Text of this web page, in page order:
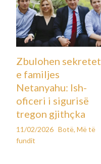
Zbulohen sekretet
e familjes
Netanyahu: Ish-
oficeri i sigurisë
tregon gjithçka
11/02/2026 Botë,Më të
fundit